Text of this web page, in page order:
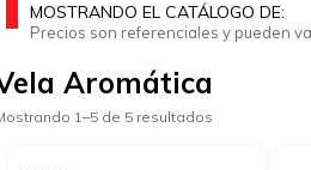
MOSTRANDO EL CATÁLOGO DE:
Precios son referenciales y pueden
Aromática
1–5 de 5 resultados